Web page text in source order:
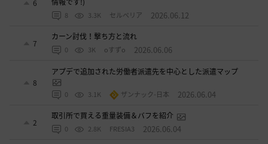
6
8 3.3K セルベリア 2026.06.12
7
カーン討伐！撃ち方と流れ
0 3K oすずo 2026.06.06
8
アプデで追加された労働者派遣先を中心とした派遣マップ
0 3.1K ザンナック-日本 2026.06.04
2
取引所で買える重量装備＆バフを紹介
0 2.8K FRESIA3 2026.06.04